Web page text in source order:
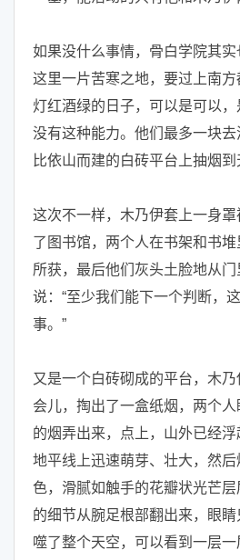
如果没什么事情，骨白学院其实
这里一片苦寒之地，要过上南
灯红酒绿的日子，可以是可以，
没有这种能力。他们最多一块
比依山而建的白砖平台上抽烟到
这次不一样，木乃伊套上一身
了图书馆，两个人在书架和书
所获，最后他们灰头土脸地从
说：“至少我们能下一个判断，
事。”
又是一个白砖砌成的平台，木
会儿，掏出了一盒纸烟，两个
的烟弄出来，点上，山外已经
地平线上迅速萌芽、壮大，然
色，滑腻如触手的花瓣状光芒
的细节从腕足根部翻出来，眼
噬了整个天空，可以看到一层